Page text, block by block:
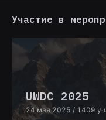
Участие в
UWDC 2025
24 мая 2025 / 1409